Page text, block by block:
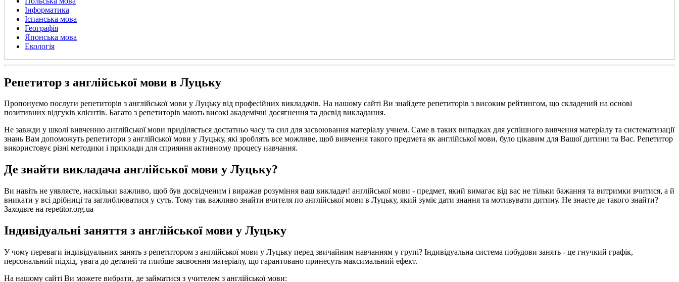
Інформатика
Іспанська мова
Географія
Японська мова
Екологія
Репетитор з англійської мови в Луцьку
Пропонуємо послуги репетиторів з англійської мови у Луцьку від професійних викладачів. На нашому сайті Ви знайдете репетиторів з високим рейтингом, що складений на основі
позитивних відгуків клієнтів. Багато з репетиторів мають високі академічні досягнення та досвід викладання.
Не завжди у школі вивченню англійської мови приділяється достатньо часу та сил для засвоювання матеріалу учнем. Саме в таких випадках для успішного вивчення матеріалу та систематизації
знань Вам допоможуть репетитори з англійської мови у Луцьку, які зроблять все можливе, щоб вивчення такого предмета як англійської мови, було цікавим для Вашої дитини та Вас. Репетитор
використовує різні методики і приклади для сприяння активному процесу навчання.
Де знайти викладача англійської мови у Луцьку?
Ви навіть не уявляєте, наскільки важливо, щоб був досвідченим і виражав розуміння ваш викладач! англійської мови - предмет, який вимагає від вас не тільки бажання та витримки вчитися, а й
вникати у всі дрібниці та заглиблюватися у суть. Тому так важливо знайти вчителя по англійської мови в Луцьку, який зуміє дати знання та мотивувати дитину. Не знаєте де такого знайти?
Заходьте на repetitor.org.ua
Індивідуальні заняття з англійської мови у Луцьку
У чому переваги індивідуальних занять з репетитором з англійської мови у Луцьку перед звичайним навчанням у групі? Індивідуальна система побудови занять - це гнучкий графік,
персональний підхід, увага до деталей та глибше засвоєння матеріалу, що гарантовано принесуть максимальний ефект.
На нашому сайті Ви можете вибрати, де займатися з учителем з англійської мови: